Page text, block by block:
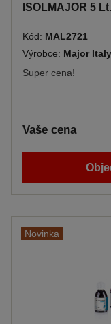
ISOLMAJOR 5 Lt.
Kód: MAL2721
Výrobce: Major Italy
Super cena!
Vaše cena
Novinka